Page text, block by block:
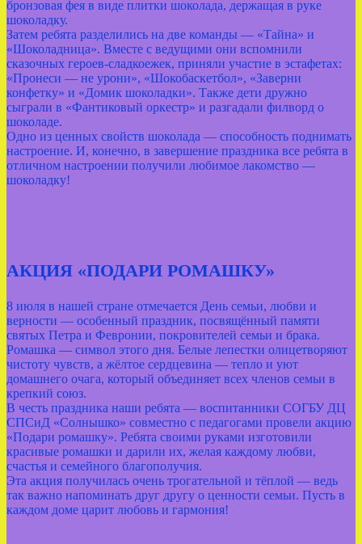
бронзовая фея в виде плитки шоколада, держащая в руке
шоколадку.
Затем ребята разделились на две команды — «Тайна» и
«Шоколадница». Вместе с ведущими они вспомнили
сказочных героев‑сладкоежек, приняли участие в эстафетах:
«Пронеси — не урони», «Шокобаскетбол», «Заверни
конфетку» и «Домик шоколадки». Также дети дружно
сыграли в «Фантиковый оркестр» и разгадали филворд о
шоколаде.
Одно из ценных свойств шоколада — способность поднимать
настроение. И, конечно, в завершение праздника все ребята в
отличном настроении получили любимое лакомство —
шоколадку!
АКЦИЯ «ПОДАРИ РОМАШКУ»
8 июля в нашей стране отмечается День семьи, любви и
верности — особенный праздник, посвящённый памяти
святых Петра и Февронии, покровителей семьи и брака.
Ромашка — символ этого дня. Белые лепестки олицетворяют
чистоту чувств, а жёлтое сердцевина — тепло и уют
домашнего очага, который объединяет всех членов семьи в
крепкий союз.
В честь праздника наши ребята — воспитанники СОГБУ ДЦ
СПСиД «Солнышко» совместно с педагогами провели акцию
«Подари ромашку». Ребята своими руками изготовили
красивые ромашки и дарили их, желая каждому любви,
счастья и семейного благополучия.
Эта акция получилась очень трогательной и тёплой — ведь
так важно напоминать друг другу о ценности семьи. Пусть в
каждом доме царит любовь и гармония!